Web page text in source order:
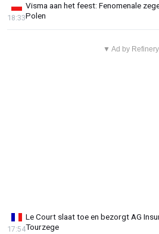
Visma aan het feest: Fenomenale
Polen
18:33
▼ Ad by
Le Court slaat toe en bezorgt AG
Tourzege
17:54